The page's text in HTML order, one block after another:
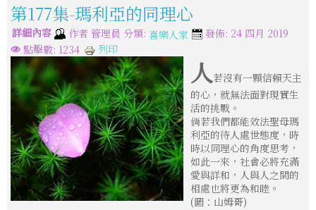
第177集-瑪利亞的同理心
詳細內容 作者 管理員 分類: 喜樂人家
發佈: 24 四月 2019
點擊數: 1234
列印
人若沒有一顆信賴天主
的心，就無法面對現實生
活的挑戰。
倘若我們都能效法聖母瑪
利亞的待人處世態度，時
時以同理心的角度思考，
如此一來，社會必將充滿
愛與詳和，人與人之間的
相處也將更為和睦。
(圖：山姆哥)